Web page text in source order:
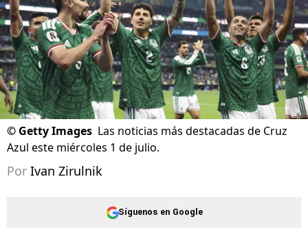
© Getty Images Las noticias más destacadas de Cruz
Azul este miércoles 1 de julio.
Por Ivan Zirulnik
Síguenos en Google